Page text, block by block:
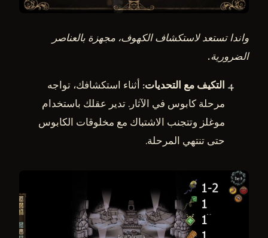
واندا تستعد لاستكشاف الكهوف، مجهزة بالعناصر
الضرورية.
التكيف مع التحديات: أثناء استكشافك، تواجه
مرحلة كابوس في الآثار. تدير عقلك باستخدام
موغلز وتتجنب الاشتباك مع مخلوقات الكابوس
حتى تنتهي المرحلة.